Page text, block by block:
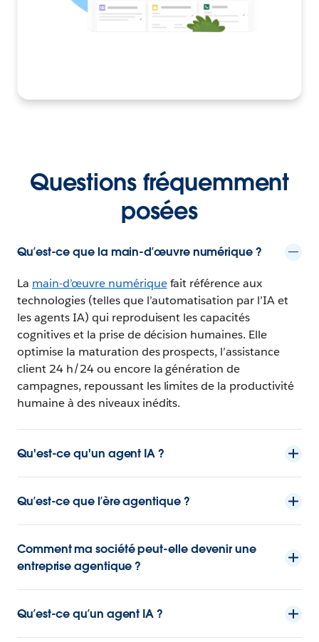
Questions fréquemment
posées
Qu’est-ce que la main-d’œuvre numérique ?
La main-d’œuvre numériquefait référence aux
technologies (telles que l’automatisation par l’IA et
les agents IA) qui reproduisent les capacités
cognitives et la prise de décision humaines. Elle
optimise la maturation des prospects, l’assistance
client 24 h/24 ou encore la génération de
campagnes, repoussant les limites de la productivité
humaine à des niveaux inédits.
Qu'est-ce qu'un agent IA ?
Qu’est-ce que l’ère agentique ?
Comment ma société peut-elle devenir une
entreprise agentique ?
Qu’est-ce qu’un agent IA ?